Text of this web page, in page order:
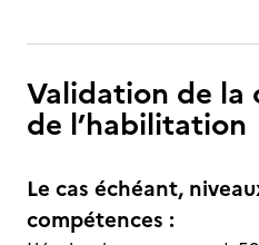
Validation de
de l’habilitation
Le cas échéant,
compétences :